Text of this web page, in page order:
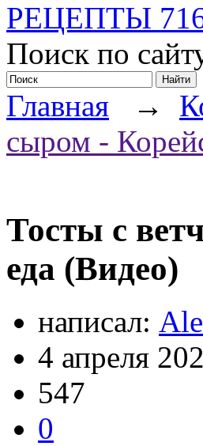
РЕЦЕПТЫ
Поиск по
Главная →
сыром -
Тосты с
еда (Видео)
написал:
4 апреля
547
0